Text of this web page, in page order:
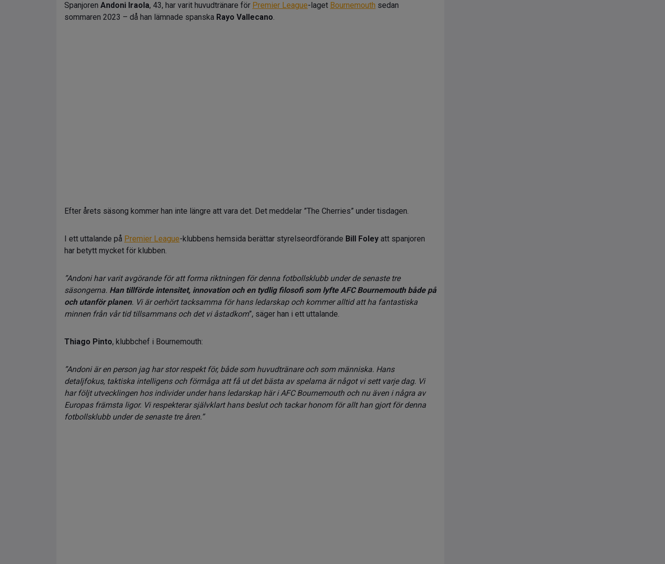
Spanjoren Andoni Iraola, 43, har varit huvudtränare för Premier League-laget Bournemouth sedan
sommaren 2023 – då han lämnade spanska Rayo Vallecano.
Efter årets säsong kommer han inte längre att vara det. Det meddelar ”The Cherries” under tisdagen.
I ett uttalande på Premier League-klubbens hemsida berättar styrelseordförande Bill Foley att spanjoren
har betytt mycket för klubben.
”Andoni har varit avgörande för att forma riktningen för denna fotbollsklubb under de senaste tre
säsongerna. Han tillförde intensitet, innovation och en tydlig filosofi som lyfte AFC Bournemouth både på
och utanför planen. Vi är oerhört tacksamma för hans ledarskap och kommer alltid att ha fantastiska
minnen från vår tid tillsammans och det vi åstadkom”, säger han i ett uttalande.
Thiago Pinto, klubbchef i Bournemouth:
”Andoni är en person jag har stor respekt för, både som huvudtränare och som människa. Hans
detaljfokus, taktiska intelligens och förmåga att få ut det bästa av spelarna är något vi sett varje dag. Vi
har följt utvecklingen hos individer under hans ledarskap här i AFC Bournemouth och nu även i några av
Europas främsta ligor. Vi respekterar självklart hans beslut och tackar honom för allt han gjort för denna
fotbollsklubb under de senaste tre åren.”